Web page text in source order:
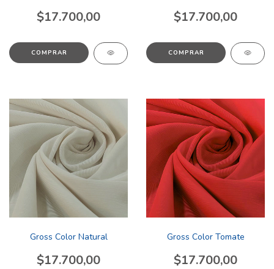
$17.700,00
COMPRAR
$17.700,00
COMPRAR
Gross Color Natural
$17.700,00
Gross Color Tomate
$17.700,00